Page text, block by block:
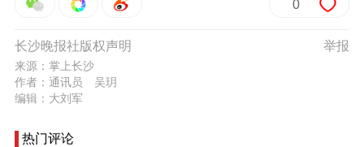
0
举报
长沙晚报社版权声明
来源：掌上长沙
作者：通讯员 吴玥
编辑：大刘军
热门评论